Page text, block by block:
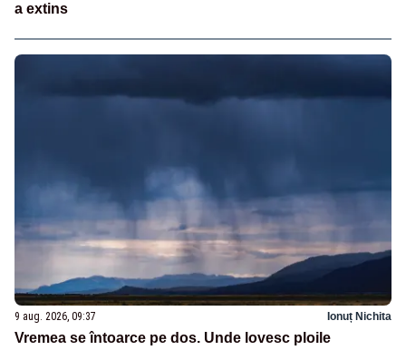
a extins
9 aug. 2026, 09:37 Ionuț Nichita
Vremea se întoarce pe dos. Unde lovesc ploile